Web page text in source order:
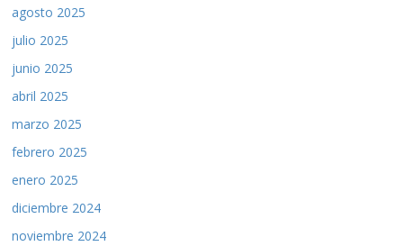
agosto 2025
julio 2025
junio 2025
abril 2025
marzo 2025
febrero 2025
enero 2025
diciembre 2024
noviembre 2024